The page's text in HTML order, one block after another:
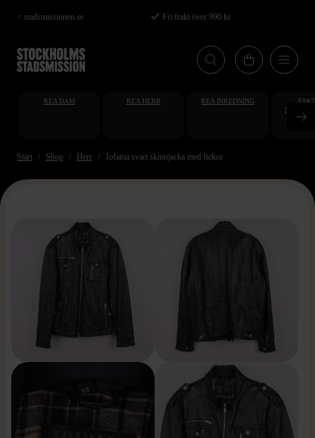
Hoppa
till
huvudinnehåll
< stadsmissionen.se Fri frakt över 990 kr
REA DAM REA HERR REA INREDNING
Start Shop Herr Jofama svart skinnjacka med fickor